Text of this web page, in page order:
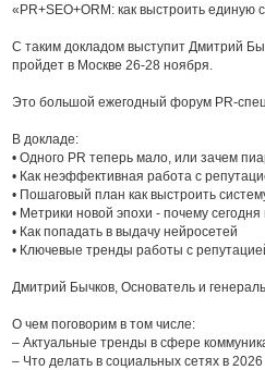
«PR+SEO+ORM: как выстроить единую
С таким докладом выступит Дмитрий
пройдет в Москве 26-28 ноября.
Это большой ежегодный форум PR-
В докладе:
• Одного PR теперь мало, или зачем
• Как неэффективная работа с
• Пошаговый план как выстроить
• Метрики новой эпохи - почему
• Как попадать в выдачу нейросетей
• Ключевые тренды работы с
Дмитрий Бычков, Основатель и
О чем поговорим в том числе:
– Актуальные тренды в сфере
– Что делать в социальных сетях в